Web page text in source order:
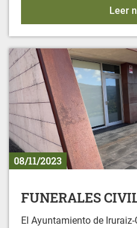
Leer
08/11/2023
FUNERALES
El Ayuntamiento de